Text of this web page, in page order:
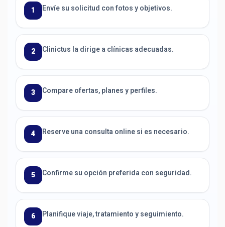
1 Envíe su solicitud con fotos y objetivos.
2 Clinictus la dirige a clínicas adecuadas.
3 Compare ofertas, planes y perfiles.
4 Reserve una consulta online si es necesario.
5 Confirme su opción preferida con seguridad.
6 Planifique viaje, tratamiento y seguimiento.